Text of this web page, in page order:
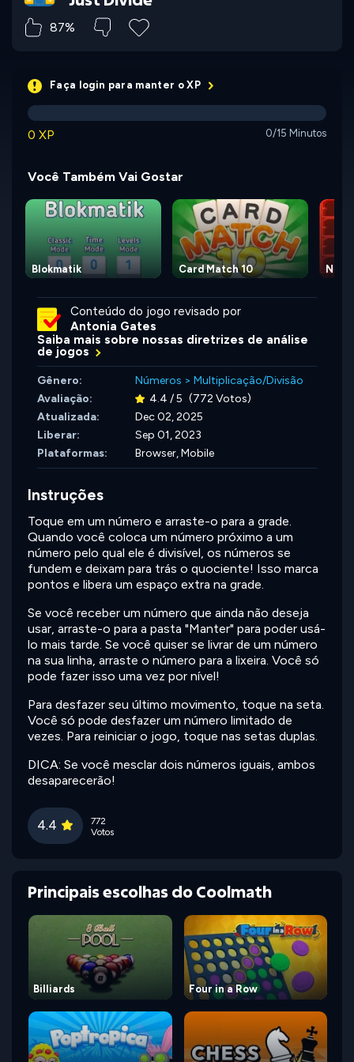
87%
Faça login para manter o XP
0 XP 0/15 Minutos
Você Também Vai Gostar
Blokmatik Card Match 10
Conteúdo do jogo revisado por
Antonia Gates
Saiba mais sobre nossas diretrizes de análise
de jogos
Gênero: Números > Multiplicação/Divisão
Avaliação:
4.4 / 5 (772 Votos)
Atualizada:
Dec 02, 2025
Liberar:
Sep 01, 2023
Plataformas:
Browser, Mobile
Instruções
Toque em um número e arraste-o para a grade.
Quando você coloca um número próximo a um
número pelo qual ele é divisível, os números se
fundem e deixam para trás o quociente! Isso marca
pontos e libera um espaço extra na grade.
Se você receber um número que ainda não deseja
usar, arraste-o para a pasta "Manter" para poder usá-
lo mais tarde. Se você quiser se livrar de um número
na sua linha, arraste o número para a lixeira. Você só
pode fazer isso uma vez por nível!
Para desfazer seu último movimento, toque na seta.
Você só pode desfazer um número limitado de
vezes. Para reiniciar o jogo, toque nas setas duplas.
DICA: Se você mesclar dois números iguais, ambos
desaparecerão!
4.4
772
Votos
Principais escolhas do Coolmath
Billiards Four in a Row